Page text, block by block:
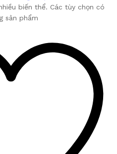
biến thể. Các tùy chọn có
sản phẩm